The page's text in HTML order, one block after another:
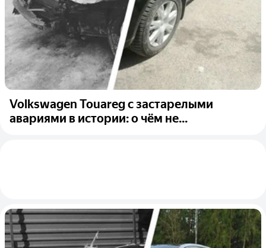
Volkswagen Touareg с застарелыми
авариями в истории: о чём не...